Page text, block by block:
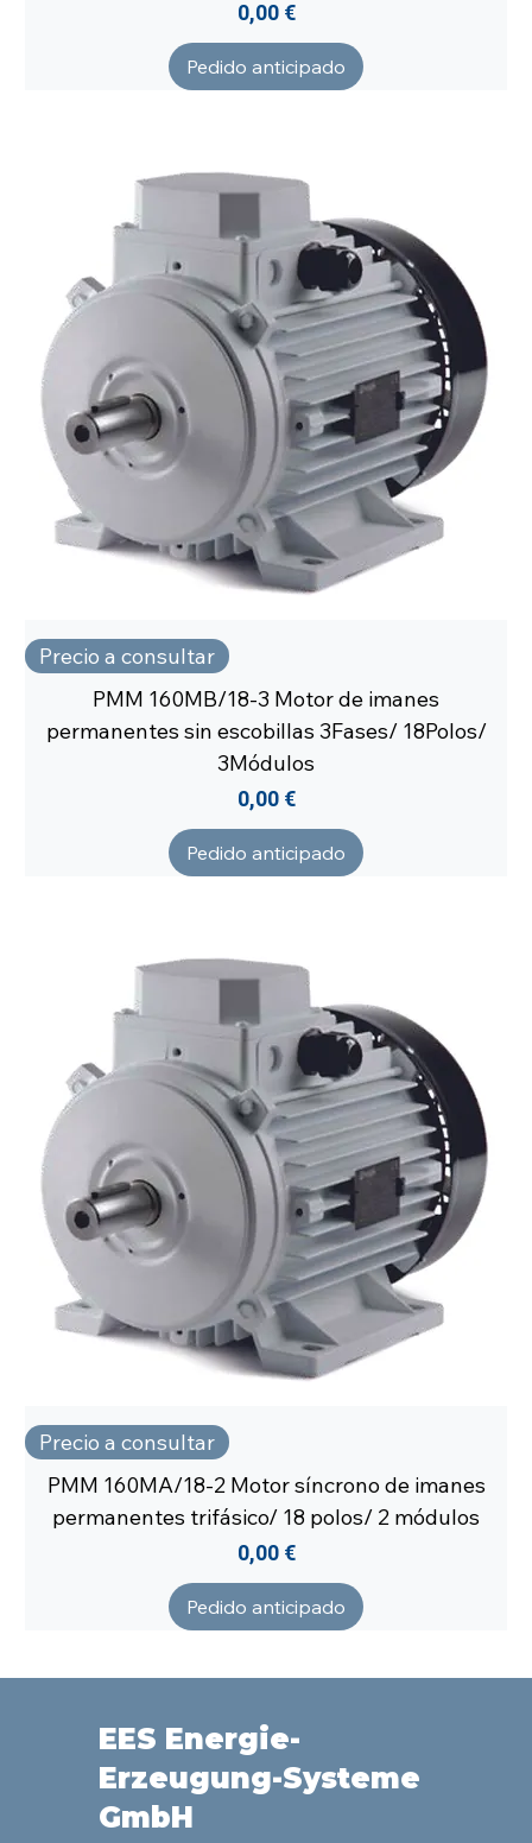
Precio
0,00 €
Pedido anticipado
Precio a consultar
PMM 160MB/18-3 Motor de imanes
permanentes sin escobillas 3Fases/ 18Polos/
3Módulos
Precio
0,00 €
Pedido anticipado
Precio a consultar
PMM 160MA/18-2 Motor síncrono de imanes
permanentes trifásico/ 18 polos/ 2 módulos
Precio
0,00 €
Pedido anticipado
EES Energie-
Erzeugung-Systeme
GmbH